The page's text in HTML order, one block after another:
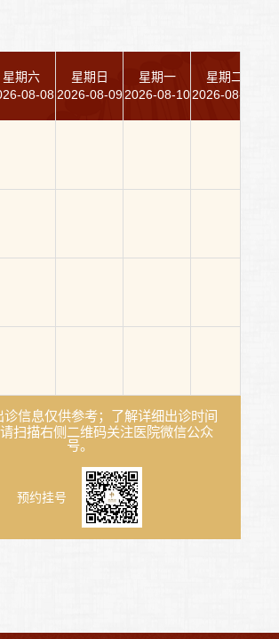
星期六
08-08
星期日
2026-08-09
星期一
2026-08-10
星期二
2026-08-11
诊信息仅供参考；了解详细出诊时间
扫描右侧二维码关注医院微信公众
号。
预约挂号